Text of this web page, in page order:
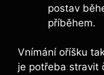
postav
příběhem.
Vnímání oříšku
je potřeba stravit